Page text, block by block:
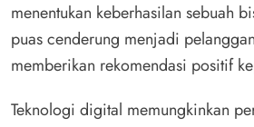
menentukan keberhasilan sebuah
puas cenderung menjadi
memberikan rekomendasi positif
Teknologi digital memungkinkan